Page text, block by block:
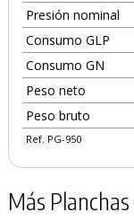
Presión nominal
Consumo GLP
Consumo GN
Peso neto
Peso bruto
Ref. PG-950
Más